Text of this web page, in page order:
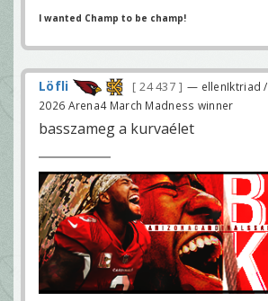
I wanted Champ to be champ!
Löfli 24 437
— ellenIktriad /
2026 Arena4 March Madness winner
basszameg a kurvaélet